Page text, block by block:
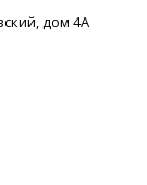
дом 4А